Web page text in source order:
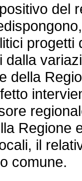
del
dalla
della
Regione
il
comune.